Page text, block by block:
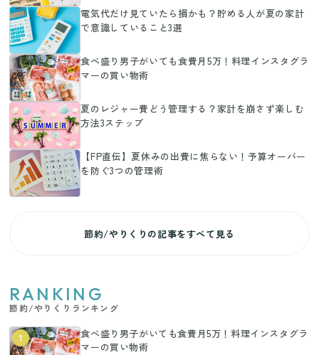
電気代だけ見ていたら損かも？貯める人が夏の家計
で意識していること3選
食べ盛り男子がいても食費月5万！料理インスタグラ
マーの買い物術
夏のレジャー費どう管理する？家計を崩さず楽しむ
方法3ステップ
【FP直伝】夏休みの出費に焦らない！予算オーバー
を防ぐ3つの管理術
節約/やりくりの記事をすべて見る
RANKING
節約/やりくりランキング
1
食べ盛り男子がいても食費月5万！料理インスタグラ
マーの買い物術